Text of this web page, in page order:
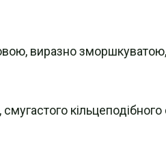
виразно
смугастого